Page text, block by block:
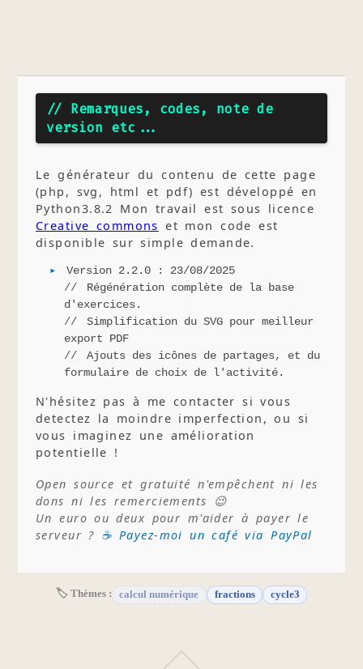
// Remarques, codes, note de
version etc...
Le générateur du contenu de cette page
(php, svg, html et pdf) est développé en
Python3.8.2 Mon travail est sous licence
Creative commons et mon code est
disponible sur simple demande.
Version 2.2.0 : 23/08/2025
Régénération complète de la base
d'exercices.
Simplification du SVG pour meilleur
export PDF
Ajouts des icônes de partages, et du
formulaire de choix de l'activité.
N'hésitez pas à me contacter si vous
detectez la moindre imperfection, ou si
vous imaginez une amélioration
potentielle !
Open source et gratuité n'empêchent ni les
dons ni les remerciements 😉
Un euro ou deux pour m'aider à payer le
serveur ? ☕ Payez-moi un café via PayPal
🏷 Thèmes : calcul numérique fractions cycle3